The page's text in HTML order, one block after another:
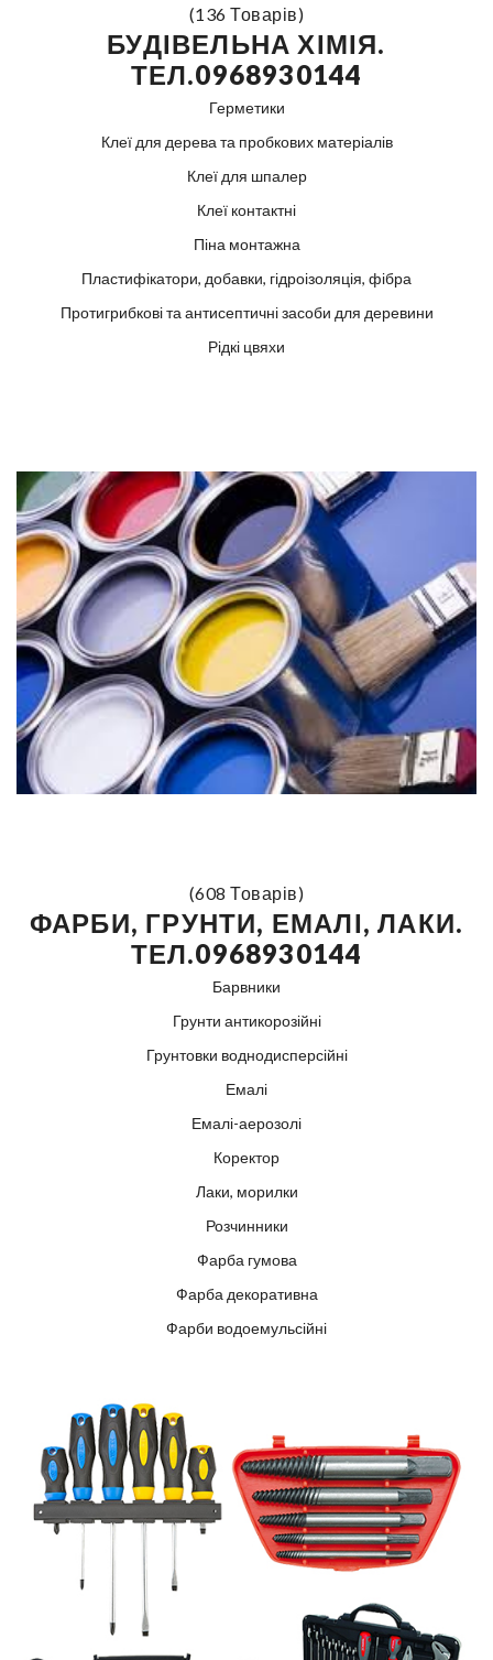
(136 Товарів)
БУДІВЕЛЬНА ХІМІЯ.
ТЕЛ.0968930144
Герметики
Клеї для дерева та пробкових матеріалів
Клеї для шпалер
Клеї контактні
Піна монтажна
Пластифікатори, добавки, гідроізоляція, фібра
Протигрибкові та антисептичні засоби для деревини
Рідкі цвяхи
(608 Товарів)
ФАРБИ, ГРУНТИ, ЕМАЛІ, ЛАКИ.
ТЕЛ.0968930144
Барвники
Грунти антикорозійні
Грунтовки воднодисперсійні
Емалі
Емалі-аерозолі
Коректор
Лаки, морилки
Розчинники
Фарба гумова
Фарба декоративна
Фарби водоемульсійні